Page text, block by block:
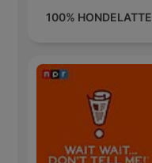
100% HONDELATTE